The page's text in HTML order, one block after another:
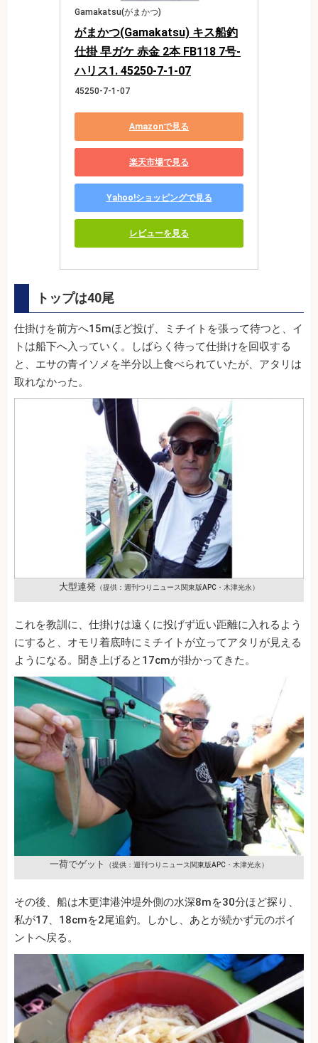
Gamakatsu(がまかつ)
がまかつ(Gamakatsu) キス船釣
仕掛 早ガケ 赤金 2本 FB118 7号-
ハリス1. 45250-7-1-07
45250-7-1-07
Amazonで見る
楽天市場で見る
Yahoo!ショッピングで見る
レビューを見る
トップは40尾
仕掛けを前方へ15mほど投げ、ミチイトを張って待つと、イ
トは船下へ入っていく。しばらく待って仕掛けを回収する
と、エサの青イソメを半分以上食べられていたが、アタリは
取れなかった。
大型連発 （提供：週刊つりニュース関東版APC・木津光永）
これを教訓に、仕掛けは遠くに投げず近い距離に入れるよう
にすると、オモリ着底時にミチイトが立ってアタリが見える
ようになる。聞き上げると17cmが掛かってきた。
一荷でゲット （提供：週刊つりニュース関東版APC・木津光永）
その後、船は木更津港沖堤外側の水深8mを30分ほど探り、
私が17、18cmを2尾追釣。しかし、あとが続かず元のポイ
ントへ戻る。